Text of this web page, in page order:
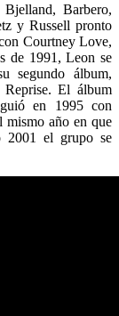
Barbero,
y Russell pronto
Courtney Love,
de 1991, Leon se
segundo álbum,
El álbum
en 1995 con
mismo año en que
2001 el grupo se